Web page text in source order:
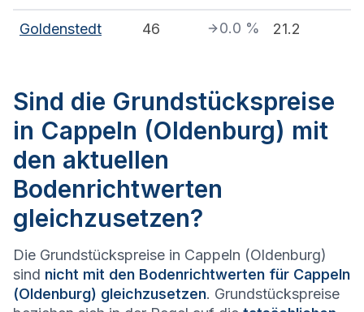
Goldenstedt 46 0.0 % 21.2
Sind die Grundstückspreise
in Cappeln (Oldenburg) mit
den aktuellen
Bodenrichtwerten
gleichzusetzen?
Die Grundstückspreise in Cappeln (Oldenburg)
sind nicht mit den Bodenrichtwerten für Cappeln
(Oldenburg) gleichzusetzen. Grundstückspreise